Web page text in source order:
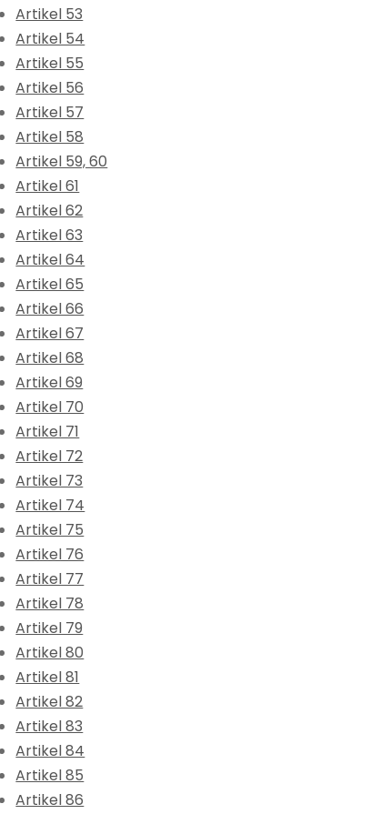
Artikel 53
Artikel 54
Artikel 55
Artikel 56
Artikel 57
Artikel 58
Artikel 59, 60
Artikel 61
Artikel 62
Artikel 63
Artikel 64
Artikel 65
Artikel 66
Artikel 67
Artikel 68
Artikel 69
Artikel 70
Artikel 71
Artikel 72
Artikel 73
Artikel 74
Artikel 75
Artikel 76
Artikel 77
Artikel 78
Artikel 79
Artikel 80
Artikel 81
Artikel 82
Artikel 83
Artikel 84
Artikel 85
Artikel 86